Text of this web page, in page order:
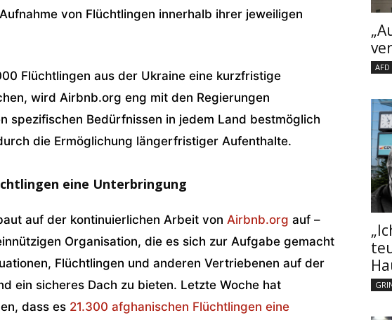
von Flüchtlingen innerhalb ihrer jeweiligen
Flüchtlingen aus der Ukraine eine kurzfristige
wird Airbnb.org eng mit den Regierungen
spezifischen Bedürfnissen in jedem Land bestmöglich
die Ermöglichung längerfristiger Aufenthalte.
eine Unterbringung
auf der kontinuierlichen Arbeit von Airbnb.org auf –
Organisation, die es sich zur Aufgabe gemacht
Flüchtlingen und anderen Vertriebenen auf der
ein sicheres Dach zu bieten. Letzte Woche hat
dass es 21.300 afghanischen Flüchtlingen eine
AFD